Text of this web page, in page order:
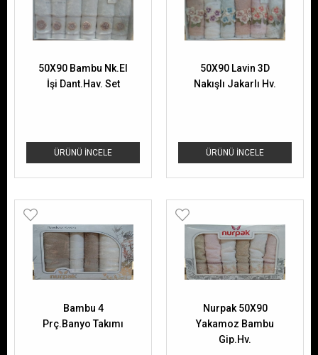
ÜRÜNÜ İNCELE
50X90 Bambu Nk.El
İşi Dant.Hav. Set
ÜRÜNÜ İNCELE
50X90 Lavin 3D
Nakışlı Jakarlı Hv.
Bambu 4
Prç.Banyo Takımı
Nurpak 50X90
Yakamoz Bambu
Gip.Hv.